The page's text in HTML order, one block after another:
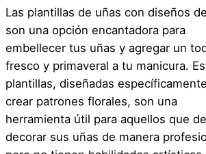
l
a
s
U
ñ
a
s
F
Las plantillas de uñas con diseños
son una opción encantadora para
embellecer tus uñas y agregar un
fresco y primaveral a tu manicura.
plantillas, diseñadas
crear patrones florales, son una
herramienta útil para aquellos que
decorar sus uñas de manera